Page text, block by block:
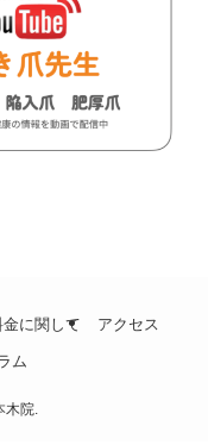
金に関して アクセス
ム
木院.